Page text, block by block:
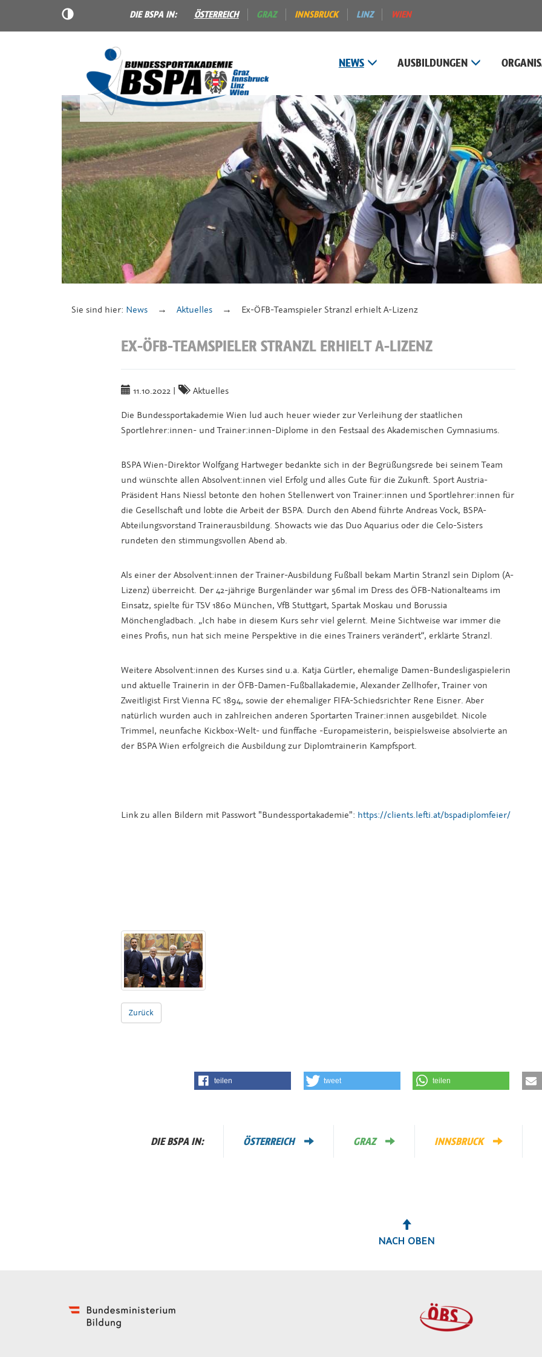
DIE BSPA IN: ÖSTERREICH GRAZ INNSBRUCK LINZ WIEN
NEWS AUSBILDUNGEN
Sie sind hier: News Aktuelles Ex-ÖFB-Teamspieler Stranzl erhielt A-Lizenz
EX-ÖFB-TEAMSPIELER STRANZL ERHIELT A-LIZENZ
11.10.2022 | Aktuelles
Die Bundessportakademie Wien lud auch heuer wieder zur Verleihung der staatlichen
Sportlehrer:innen- und Trainer:innen-Diplome in den Festsaal des Akademischen Gymnasiums.
BSPA Wien-Direktor Wolfgang Hartweger bedankte sich in der Begrüßungsrede bei seinem Team
und wünschte allen Absolvent:innen viel Erfolg und alles Gute für die Zukunft. Sport Austria-
Präsident Hans Niessl betonte den hohen Stellenwert von Trainer:innen und Sportlehrer:innen für
die Gesellschaft und lobte die Arbeit der BSPA. Durch den Abend führte Andreas Vock, BSPA-
Abteilungsvorstand Trainerausbildung. Showacts wie das Duo Aquarius oder die Celo-Sisters
rundeten den stimmungsvollen Abend ab.
Als einer der Absolvent:innen der Trainer-Ausbildung Fußball bekam Martin Stranzl sein Diplom (A-
Lizenz) überreicht. Der 42-jährige Burgenländer war 56mal im Dress des ÖFB-Nationalteams im
Einsatz, spielte für TSV 1860 München, VfB Stuttgart, Spartak Moskau und Borussia
Mönchengladbach. „Ich habe in diesem Kurs sehr viel gelernt. Meine Sichtweise war immer die
eines Profis, nun hat sich meine Perspektive in die eines Trainers verändert“, erklärte Stranzl.
Weitere Absolvent:innen des Kurses sind u.a. Katja Gürtler, ehemalige Damen-Bundesligaspielerin
und aktuelle Trainerin in der ÖFB-Damen-Fußballakademie, Alexander Zellhofer, Trainer von
Zweitligist First Vienna FC 1894, sowie der ehemaliger FIFA-Schiedsrichter Rene Eisner. Aber
natürlich wurden auch in zahlreichen anderen Sportarten Trainer:innen ausgebildet. Nicole
Trimmel, neunfache Kickbox-Welt- und fünffache -Europameisterin, beispielsweise absolvierte an
der BSPA Wien erfolgreich die Ausbildung zur Diplomtrainerin Kampfsport.
Link zu allen Bildern mit Passwort "Bundessportakademie": https://clients.lefti.at/bspadiplomfeier/
Zurück
teilen tweet teilen
DIE BSPA IN: ÖSTERREICH GRAZ INNSBRUCK
NACH OBEN